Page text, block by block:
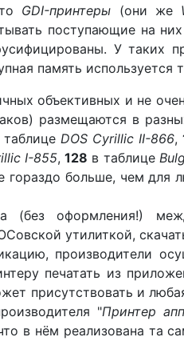
GDI-принтеры (они же
поступающие на
У таких
память
объективных и не
размещаются в
DOS Cyrillic II-866,
I-855,128 в таблице
гораздо больше, чем
(без оформления!)
утилиткой,
производители
печатать из
присутствовать и
"Принтер
в нём реализована та